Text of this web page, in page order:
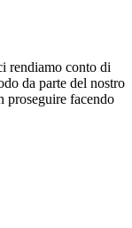
rendiamo conto di
da parte del nostro
proseguire facendo